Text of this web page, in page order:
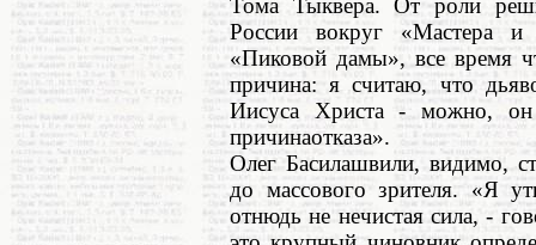
Тома Тыквера. От роли
России вокруг «Мастера
«Пиковой дамы», все время
причина: я считаю, что
Иисуса Христа - можно,
причинаотказа».
Олег Басилашвили, видимо,
до массового зрителя. «Я
отнюдь не нечистая сила, -